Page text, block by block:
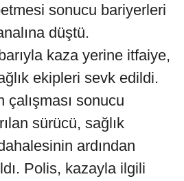
sonucu bariyerleri
düştü.
kaza yerine itfaiye,
ekipleri sevk edildi.
çalışması sonucu
sürücü, sağlık
ardından
Polis, kazayla ilgili